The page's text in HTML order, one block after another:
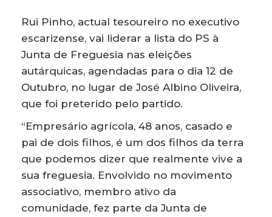
Rui Pinho, actual tesoureiro no executivo
escarizense, vai liderar a lista do PS à
Junta de Freguesia nas eleições
autárquicas, agendadas para o dia 12 de
Outubro, no lugar de José Albino Oliveira,
que foi preterido pelo partido.
“Empresário agrícola, 48 anos, casado e
pai de dois filhos, é um dos filhos da terra
que podemos dizer que realmente vive a
sua freguesia. Envolvido no movimento
associativo, membro ativo da
comunidade, fez parte da Junta de